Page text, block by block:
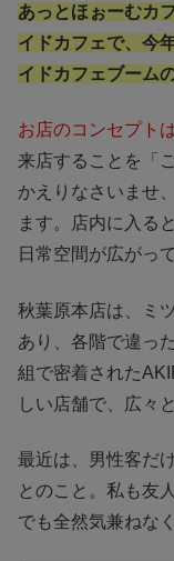
あっとほぉーむカ
イドカフェで、今
イドカフェブーム
お店のコンセプト
来店することを「
かえりなさいませ
ます。店内に入る
日常空間が広がっ
秋葉原本店は、ミ
あり、各階で違っ
組で密着された
しい店舗で、広々
最近は、男性客だ
とのこと。私も友
でも全然気兼ねな